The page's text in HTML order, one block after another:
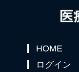
HOME
ログイン